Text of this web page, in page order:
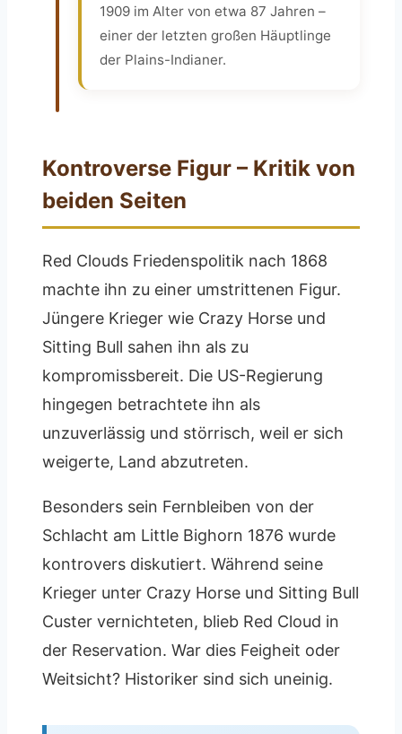
1909 im Alter von etwa 87 Jahren –
einer der letzten großen Häuptlinge
der Plains-Indianer.
Kontroverse Figur – Kritik von
beiden Seiten
Red Clouds Friedenspolitik nach 1868
machte ihn zu einer umstrittenen Figur.
Jüngere Krieger wie Crazy Horse und
Sitting Bull sahen ihn als zu
kompromissbereit. Die US-Regierung
hingegen betrachtete ihn als
unzuverlässig und störrisch, weil er sich
weigerte, Land abzutreten.
Besonders sein Fernbleiben von der
Schlacht am Little Bighorn 1876 wurde
kontrovers diskutiert. Während seine
Krieger unter Crazy Horse und Sitting Bull
Custer vernichteten, blieb Red Cloud in
der Reservation. War dies Feigheit oder
Weitsicht? Historiker sind sich uneinig.